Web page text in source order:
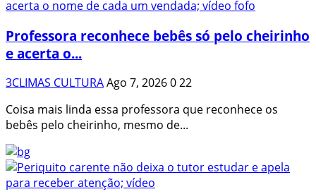
Professora reconhece bebês só pelo cheirinho
e acerta o...
3CLIMAS CULTURAAgo 7, 2026022
Coisa mais linda essa professora que reconhece os
bebês pelo cheirinho, mesmo de...